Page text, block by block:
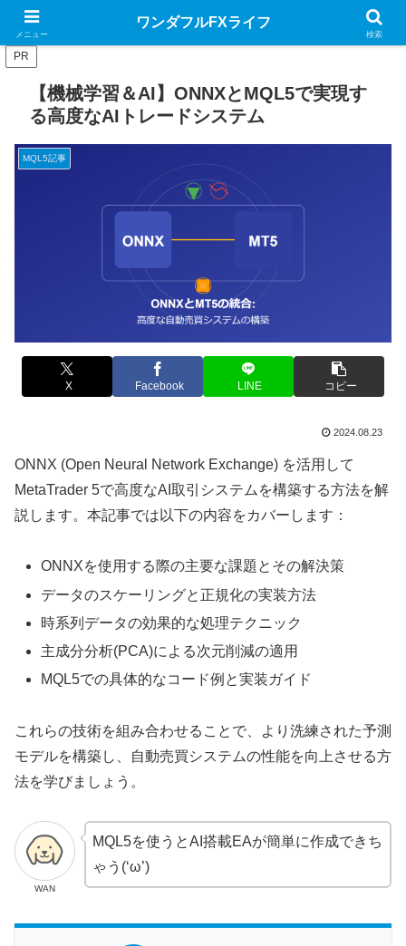
MQL言語のお役立ちサイト
PR
【機械学習＆AI】ONNXとMQL5で実現す
る高度なAIトレードシステム
MQL5記事
X Facebook LINE コピー
2024.08.23
ONNX (Open Neural Network Exchange) を活用して
MetaTrader 5で高度なAI取引システムを構築する方法を解
説します。本記事では以下の内容をカバーします：
ONNXを使用する際の主要な課題とその解決策
データのスケーリングと正規化の実装方法
時系列データの効果的な処理テクニック
主成分分析(PCA)による次元削減の適用
MQL5での具体的なコード例と実装ガイド
これらの技術を組み合わせることで、より洗練された予測
モデルを構築し、自動売買システムの性能を向上させる方
法を学びましょう。
WAN
MQL5を使うとAI搭載EAが簡単に作成できち
ゃう(‘ω’)
メニュー
ワンダフルFXライフ
検索